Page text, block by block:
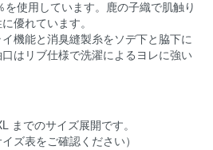
使用しています。鹿の子織で肌触り
優れています。
機能と消臭縫製糸をソデ下と脇下に
はリブ仕様で洗濯によるヨレに強い
までのサイズ展開です。
ズ表をご確認ください）